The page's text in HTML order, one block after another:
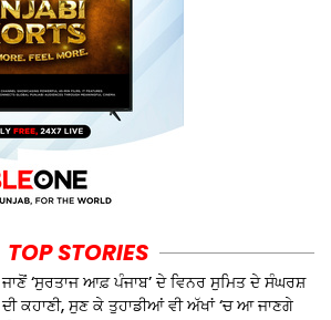
TOP STORIES
ਜਾਣੋਂ ‘ਸੁਰਤਾਜ ਆਫ਼ ਪੰਜਾਬ’ ਦੇ ਵਿਨਰ ਸੁਮਿਤ ਦੇ ਸੰਘਰਸ਼
ਦੀ ਕਹਾਣੀ, ਸੁਣ ਕੇ ਤੁਹਾਡੀਆਂ ਵੀ ਅੱਖਾਂ ‘ਚ ਆ ਜਾਣਗੇ